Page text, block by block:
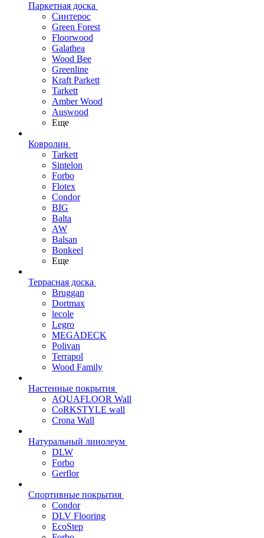
Паркетная доска
Синтерос
Green Forest
Floorwood
Galathea
Wood Bee
Greenline
Kraft Parkett
Tarkett
Amber Wood
Auswood
Еще
Ковролин
Tarkett
Sintelon
Forbo
Flotex
Condor
BIG
Balta
AW
Balsan
Bonkeel
Еще
Террасная доска
Bruggan
Dortmax
lecole
Legro
MEGADECK
Polivan
Terrapol
Wood Family
Настенные покрытия
AQUAFLOOR Wall
CoRKSTYLE wall
Crona Wall
Натуральный линолеум
DLW
Forbo
Gerflor
Спортивные покрытия
Condor
DLV Flooring
EcoStep